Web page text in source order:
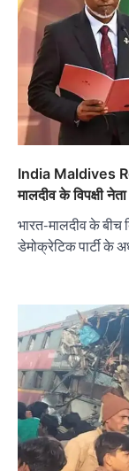
India Maldives
मालदीव के विपक्षी
भारत-मालदीव के बीच
डेमोक्रेटिक पार्टी के